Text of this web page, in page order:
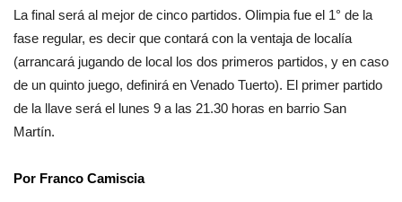
La final será al mejor de cinco partidos. Olimpia fue el 1° de la
fase regular, es decir que contará con la ventaja de localía
(arrancará jugando de local los dos primeros partidos, y en caso
de un quinto juego, definirá en Venado Tuerto). El primer partido
de la llave será el lunes 9 a las 21.30 horas en barrio San
Martín.
Por Franco Camiscia